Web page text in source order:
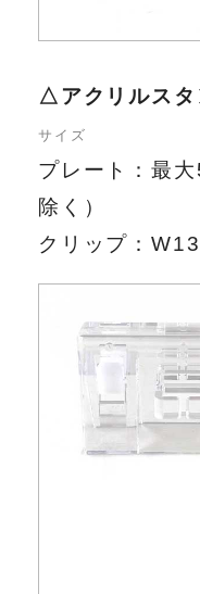
△アクリルスタ
サイズ
プレート：最
除く）
クリップ：